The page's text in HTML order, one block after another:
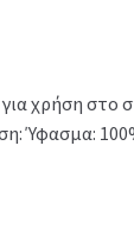
χρήση στο
Ύφασμα: